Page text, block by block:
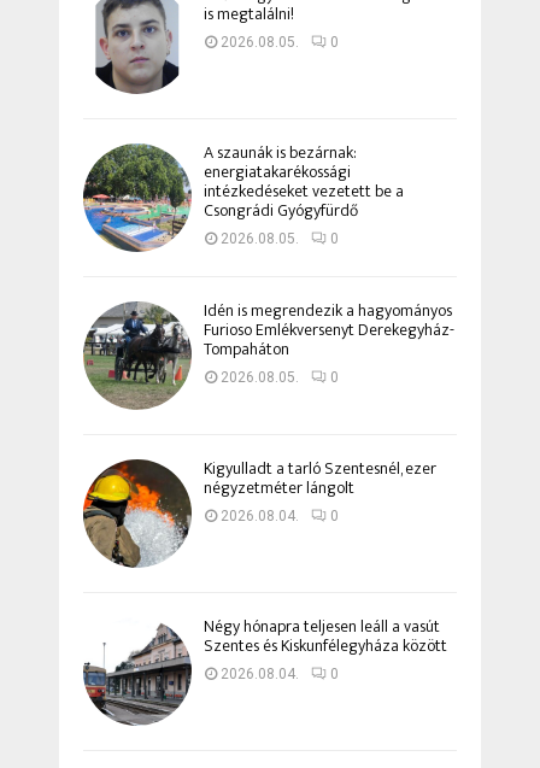
is megtalálni!
2026.08.05. 0
A szaunák is bezárnak:
energiatakarékossági
intézkedéseket vezetett be a
Csongrádi Gyógyfürdő
2026.08.05. 0
Idén is megrendezik a hagyományos
Furioso Emlékversenyt Derekegyház-
Tompaháton
2026.08.05. 0
Kigyulladt a tarló Szentesnél, ezer
négyzetméter lángolt
2026.08.04. 0
Négy hónapra teljesen leáll a vasút
Szentes és Kiskunfélegyháza között
2026.08.04. 0